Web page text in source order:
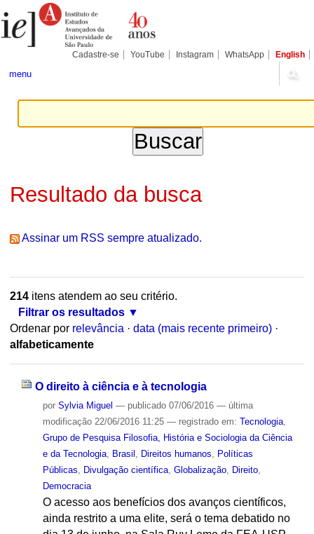
para
conteúdo.
Pessoais
Cadastre-se YouTube Instagram WhatsApp English
menu
Resultado da busca
Assinar um RSS sempre atualizado.
214itens atendem ao seu critério.
Filtrar os resultados
Ordenar por relevância · data (mais recente primeiro) ·
alfabeticamente
O direito à ciência e à tecnologia
por Sylvia Miguel — publicado07/06/2016 — última
modificação22/06/2016 11:25 — registrado em: Tecnologia,
Grupo de Pesquisa Filosofia, História e Sociologia da Ciência
e da Tecnologia, Brasil Direitos humanos
Políticas
Públicas
Divulgação científica, Globalização, Direito,
Democracia
O acesso aos benefícios dos avanços científicos,
ainda restrito a uma elite, será o tema debatido no